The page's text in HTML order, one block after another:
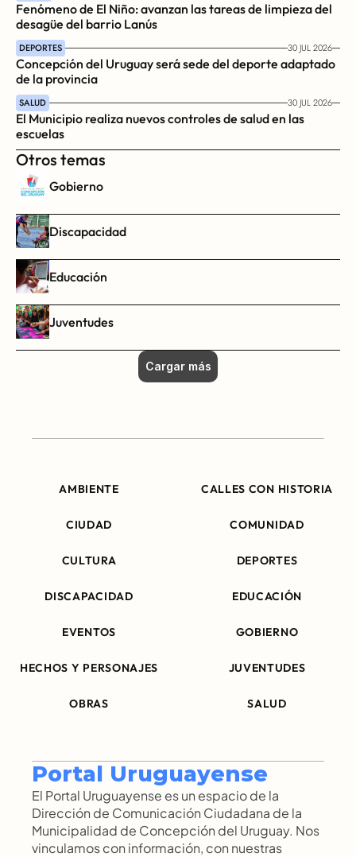
Fenómeno de El Niño: avanzan las tareas de limpieza del
desagüe del barrio Lanús
DEPORTES 30 JUL 2026
Concepción del Uruguay será sede del deporte adaptado
de la provincia
SALUD 30 JUL 2026
El Municipio realiza nuevos controles de salud en las
escuelas
Otros temas
Gobierno
Discapacidad
Educación
Juventudes
Cargar más
AMBIENTE CALLES CON HISTORIA
CIUDAD COMUNIDAD
CULTURA DEPORTES
DISCAPACIDAD EDUCACIÓN
EVENTOS GOBIERNO
HECHOS Y PERSONAJES JUVENTUDES
OBRAS SALUD
Portal Uruguayense
El Portal Uruguayense es un espacio de la
Dirección de Comunicación Ciudadana de la
Municipalidad de Concepción del Uruguay. Nos
vinculamos con información, con nuestras